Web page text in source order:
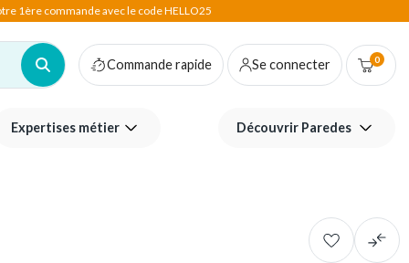
1ère commande avec le code HELLO25
Commande rapide Se connecter 0
Expertises métier Découvrir Paredes